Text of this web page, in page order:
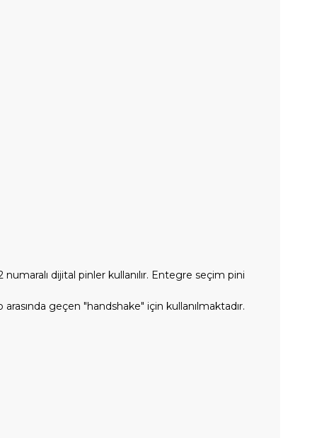
dijital pinler kullanılır. Entegre seçim pini
geçen "handshake" için kullanılmaktadır.